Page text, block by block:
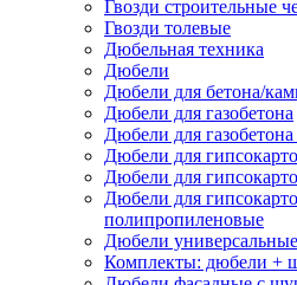
Гвозди строительные
Гвозди толевые
Дюбельная техника
Дюбели
Дюбели для бетона/
Дюбели для газобетона
Дюбели для
Дюбели для
Дюбели для
Дюбели для
полипропиленовые
Дюбели универсальные
Комплекты: дюбели +